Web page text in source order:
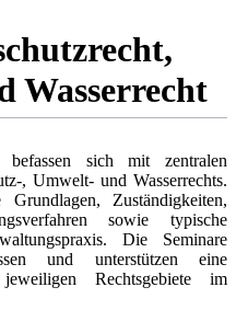
Wasserrecht
sich mit zentralen
, Umwelt- und Wasserrechts.
Zuständigkeiten,
sowie typische
Die Seminare
und unterstützen eine
Rechtsgebiete im